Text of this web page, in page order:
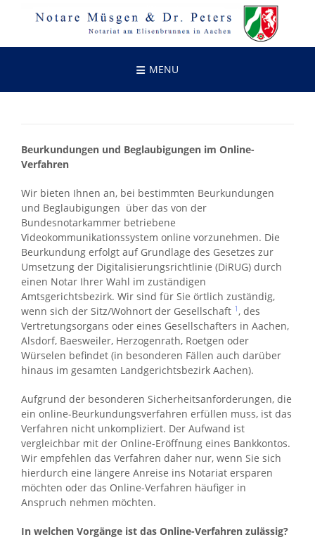
MENU
Beurkundungen und Beglaubigungen im Online-
Verfahren
Wir bieten Ihnen an, bei bestimmten Beurkundungen
und Beglaubigungen über das von der
Bundesnotarkammer betriebene
Videokommunikationssystem online vorzunehmen. Die
Beurkundung erfolgt auf Grundlage des Gesetzes zur
Umsetzung der Digitalisierungsrichtlinie (DiRUG) durch
einen Notar Ihrer Wahl im zuständigen
Amtsgerichtsbezirk. Wir sind für Sie örtlich zuständig,
wenn sich der Sitz/Wohnort der Gesellschaft 1, des
Vertretungsorgans oder eines Gesellschafters in Aachen,
Alsdorf, Baesweiler, Herzogenrath, Roetgen oder
Würselen befindet (in besonderen Fällen auch darüber
hinaus im gesamten Landgerichtsbezirk Aachen).
Aufgrund der besonderen Sicherheitsanforderungen, die
ein online-Beurkundungsverfahren erfüllen muss, ist das
Verfahren nicht unkompliziert. Der Aufwand ist
vergleichbar mit der Online-Eröffnung eines Bankkontos.
Wir empfehlen das Verfahren daher nur, wenn Sie sich
hierdurch eine längere Anreise ins Notariat ersparen
möchten oder das Online-Verfahren häufiger in
Anspruch nehmen möchten.
In welchen Vorgänge ist das Online-Verfahren zulässig?